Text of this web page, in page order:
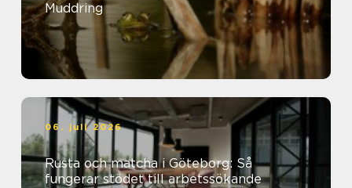
Muddring
06. juli 2026
Rusta och matcha i Göteborg: Så
fungerar stödet till arbetssökande